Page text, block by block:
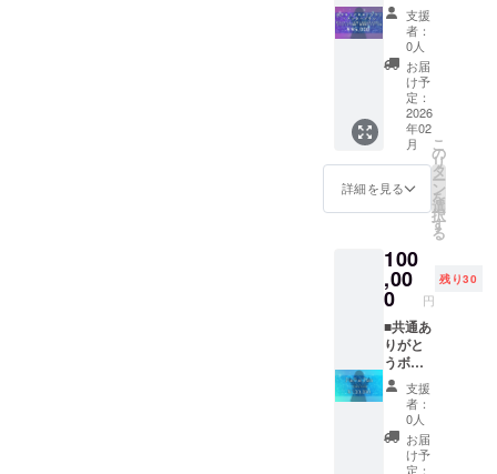
定して
おり、
ダウン
ロード
URLを
メール
にて送
付させ
ていた
だきま
す ※写
真集へ
ジット
は、今
回制作
予定の
Live2D
モデル
とその
コスプ
レの写
真集
（デジ
タル版
も含
せてい
ただき
ます ※3
次元オ
リジナ
ルコス
プレ動
画は1分
前後を
てお
り、ダ
ロード
URLを
メール
にて送
付させ
ていた
だきま
す ※写
真集へ
のクレ
ジット
は、今
回制作
掲載と
なりま
す ※プ
ラン購
入の
際、必
ず備考
欄に掲
載を希
るお名
前をご
※写真集
へのク
レジッ
トは、
今回制
作予定
の
Live2D
モデル
とその
コスプ
レの写
プラン
です。
・日
程：調
整の上
決定 ・
場所：
池袋駅
を起点
として
電車で1
（相談
の上決
定） ・
支援者
様の交
通費や
滞在費
は各自
でご負
担くだ
さい。
・クラ
の衣装
での撮
影をし
ていた
だけ
る、カ
メラマ
ンさん
向けプ
ランで
す。 ・
・場
所：池
袋駅を
起点と
して電
車で1時
間圏内
のスタ
ジオ
（相談
の上決
定） ・
プラン
＋アフ
タープ
ラン】
★好き
なキャ
ラ（手
持ち衣
装以外
も
OK！）
でスタ
ジオで
撮影後
アフ
ターの
会 ・ぷ
おぷお
の手持
ち衣装
にない
場合
も、購
入して
スタジ
オでそ
支援
者：
0人
お届
け予
定：
2026
年02
月
詳細を見る
こ
の
リ
タ
ー
ン
を
選
択
す
る
100
,00
0 円
残り30
■共通あ
りがと
うボイ
ス ■サ
イン入
りKV壁
紙 ■初
配信お
名前記
支援
者：
0人
お届
け予
定：